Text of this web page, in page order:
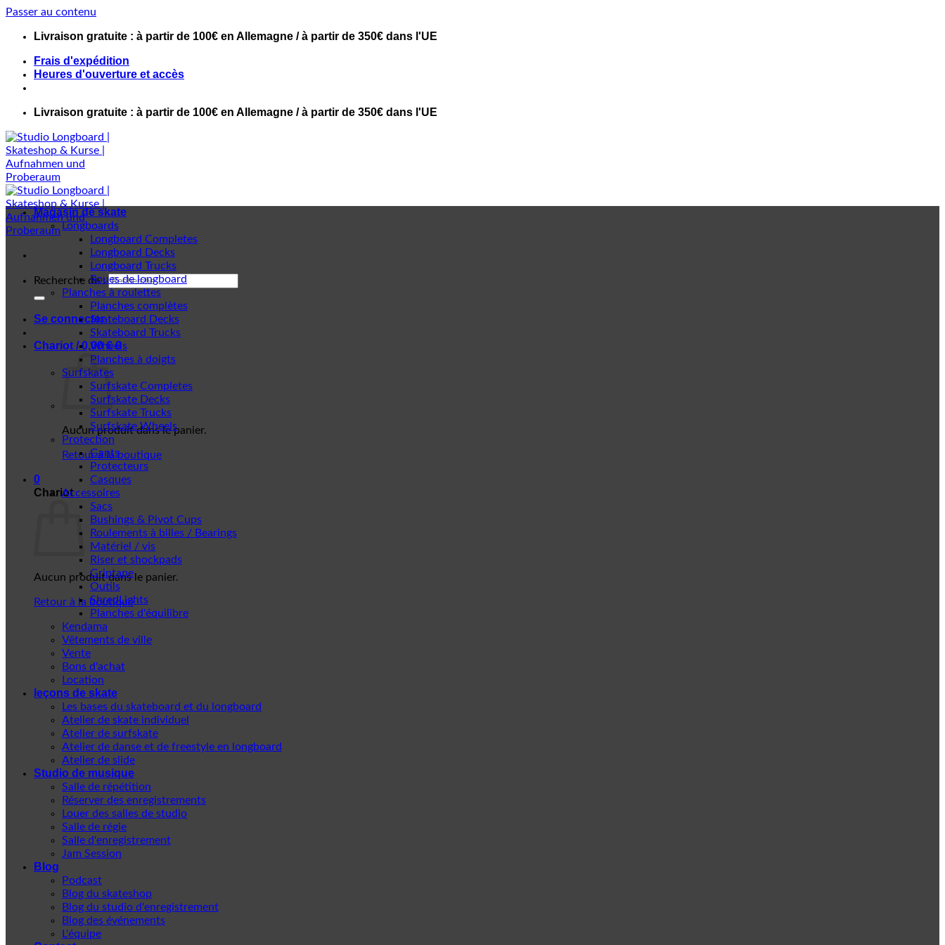
Passer au contenu
Livraison gratuite : à partir de 100€ en Allemagne / à partir de 350€ dans l'UE
Frais d'expédition
Heures d'ouverture et accès
Livraison gratuite : à partir de 100€ en Allemagne / à partir de 350€ dans l'UE
Recherche de :
Se connecter
Chariot /0,00€ 0
Aucun produit dans le panier.
Retour à la boutique
0
Chariot
Aucun produit dans le panier.
Retour à la boutique
Magasin de skate
Longboards
Longboard Completes
Longboard Decks
Longboard Trucks
Roues de longboard
Planches à roulettes
Planches complètes
Skateboard Decks
Skateboard Trucks
Wheels
Planches à doigts
Surfskates
Surfskate Completes
Surfskate Decks
Surfskate Trucks
Surfskate Wheels
Protection
Gants
Protecteurs
Casques
Accessoires
Sacs
Bushings & Pivot Cups
Roulements à billes / Bearings
Matériel / vis
Riser et shockpads
Griptape
Outils
ShredLights
Planches d'équilibre
Kendama
Vêtements de ville
Vente
Bons d'achat
Location
leçons de skate
Les bases du skateboard et du longboard
Atelier de skate individuel
Atelier de surfskate
Atelier de danse et de freestyle en longboard
Atelier de slide
Studio de musique
Salle de répétition
Réserver des enregistrements
Louer des salles de studio
Salle de régie
Salle d'enregistrement
Jam Session
Blog
Podcast
Blog du skateshop
Blog du studio d'enregistrement
Blog des événements
L'équipe